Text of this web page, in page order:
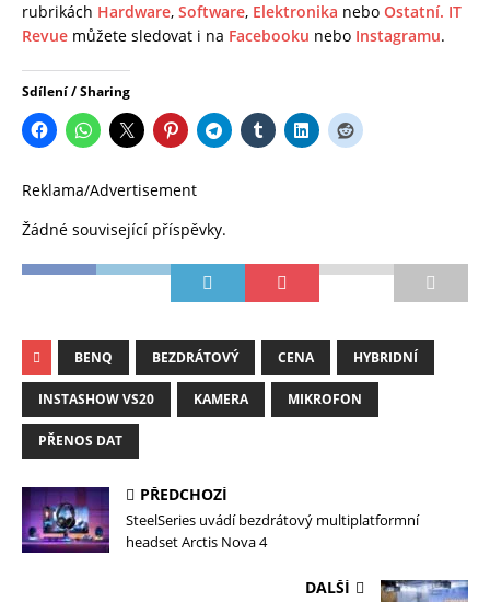
rubrikách Hardware, Software, Elektronika nebo Ostatní. IT
Revue můžete sledovat i na Facebooku nebo Instagramu.
Sdílení / Sharing
Reklama/Advertisement
Žádné související příspěvky.
BENQ BEZDRÁTOVÝ CENA HYBRIDNÍ
INSTASHOW VS20 KAMERA MIKROFON
PŘENOS DAT
PŘEDCHOZÍ
SteelSeries uvádí bezdrátový multiplatformní
headset Arctis Nova 4
DALŠÍ